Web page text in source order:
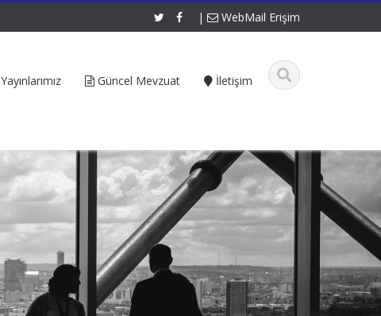
| WebMail Erişim
Yayınlarımız Güncel Mevzuat İletişim